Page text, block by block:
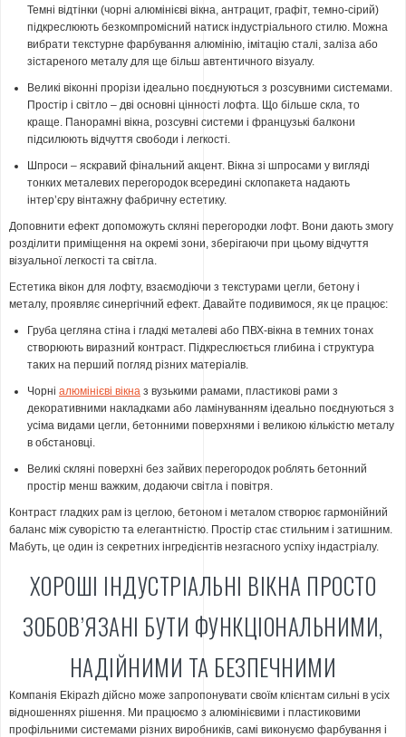
Темні відтінки (чорні алюмінієві вікна, антрацит, графіт, темно-сірий)
підкреслюють безкомпромісний натиск індустріального стилю. Можна
вибрати текстурне фарбування алюмінію, імітацію сталі, заліза або
зістареного металу для ще більш автентичного візуалу.
Великі віконні прорізи ідеально поєднуються з розсувними системами.
Простір і світло – дві основні цінності лофта. Що більше скла, то
краще. Панорамні вікна, розсувні системи і французькі балкони
підсилюють відчуття свободи і легкості.
Шпроси – яскравий фінальний акцент. Вікна зі шпросами у вигляді
тонких металевих перегородок всередині склопакета надають
інтер’єру вінтажну фабричну естетику.
Доповнити ефект допоможуть скляні перегородки лофт. Вони дають змогу
розділити приміщення на окремі зони, зберігаючи при цьому відчуття
візуальної легкості та світла.
Естетика вікон для лофту, взаємодіючи з текстурами цегли, бетону і
металу, проявляє синергічний ефект. Давайте подивимося, як це працює:
Груба цегляна стіна і гладкі металеві або ПВХ-вікна в темних тонах
створюють виразний контраст. Підкреслюється глибина і структура
таких на перший погляд різних матеріалів.
Чорні алюмінієві вікна з вузькими рамами, пластикові рами з
декоративними накладками або ламінуванням ідеально поєднуються з
усіма видами цегли, бетонними поверхнями і великою кількістю металу
в обстановці.
Великі скляні поверхні без зайвих перегородок роблять бетонний
простір менш важким, додаючи світла і повітря.
Контраст гладких рам із цеглою, бетоном і металом створює гармонійний
баланс між суворістю та елегантністю. Простір стає стильним і затишним.
Мабуть, це один із секретних інгредієнтів незгасного успіху індастріалу.
ХОРОШІ ІНДУСТРІАЛЬНІ ВІКНА ПРОСТО
ЗОБОВ’ЯЗАНІ БУТИ ФУНКЦІОНАЛЬНИМИ,
НАДІЙНИМИ ТА БЕЗПЕЧНИМИ
Компанія Ekipazh дійсно може запропонувати своїм клієнтам сильні в усіх
відношеннях рішення. Ми працюємо з алюмінієвими і пластиковими
профільними системами різних виробників, самі виконуємо фарбування і